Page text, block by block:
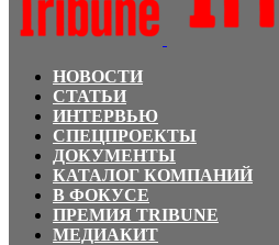
НОВОСТИ
СТАТЬИ
ИНТЕРВЬЮ
СПЕЦПРОЕКТЫ
ДОКУМЕНТЫ
КАТАЛОГ КОМПАНИЙ
В ФОКУСЕ
ПРЕМИЯ TRIBUNE
МЕДИАКИТ